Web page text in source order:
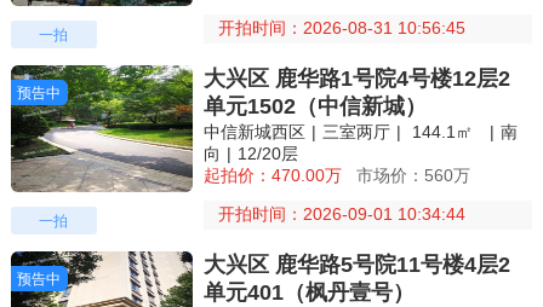
一拍
开拍时间：2026-08-31 10:56:45
一拍
大兴区 鹿华路1号院4号楼12层2
单元1502（中信新城）
中信新城西区 | 三室两厅 | 144.1㎡ | 南
向 | 12/20层
起拍价：470.00万
市场价：560万
开拍时间：2026-09-01 10:34:44
预告中
预告中
大兴区 鹿华路5号院11号楼4层2
单元401（枫丹壹号）
预告中
预告中